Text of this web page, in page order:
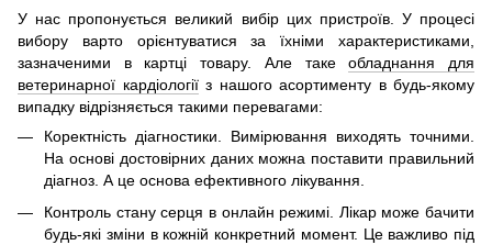
У нас пропонується великий вибір цих пристроїв. У процесі
вибору варто орієнтуватися за їхніми характеристиками,
зазначеними в картці товару. Але такеобладнання для
ветеринарної кардіологіїз нашого асортименту в будь-якому
випадку відрізняється такими перевагами:
Коректність діагностики. Вимірювання виходять точними.
На основі достовірних даних можна поставити правильний
діагноз. А це основа ефективного лікування.
Контроль стану серця в онлайн режимі. Лікар може бачити
будь-які зміни в кожній конкретний момент. Це важливо під